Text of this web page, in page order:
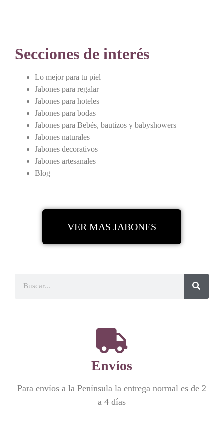
Secciones de interés
Lo mejor para tu piel
Jabones para regalar
Jabones para hoteles
Jabones para bodas
Jabones para Bebés, bautizos y babyshowers
Jabones naturales
Jabones decorativos
Jabones artesanales
Blog
VER MAS JABONES
Envíos
Para envíos a la Península la entrega normal es de 2
a 4 días